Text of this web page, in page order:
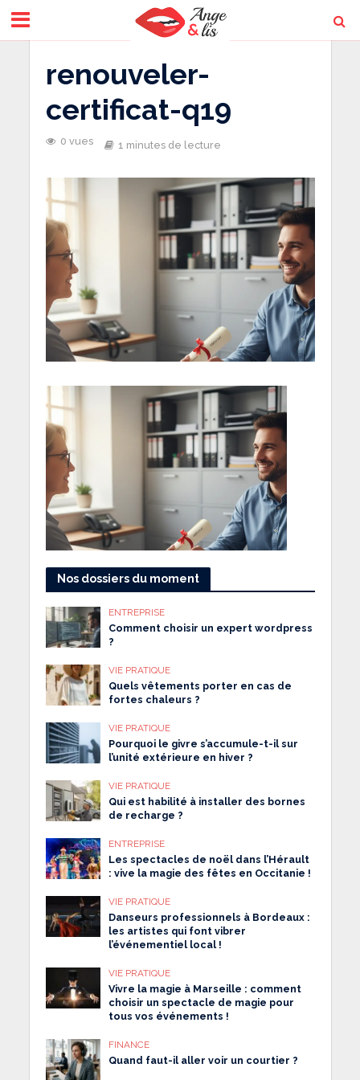
renouveler-
certificat-q19
0 vues 1 minutes de lecture
Nos dossiers du moment
ENTREPRISE
Comment choisir un expert wordpress
?
VIE PRATIQUE
Quels vêtements porter en cas de
fortes chaleurs ?
VIE PRATIQUE
Pourquoi le givre s’accumule-t-il sur
l’unité extérieure en hiver ?
VIE PRATIQUE
Qui est habilité à installer des bornes
de recharge ?
ENTREPRISE
Les spectacles de noël dans l’Hérault
: vive la magie des fêtes en Occitanie !
VIE PRATIQUE
Danseurs professionnels à Bordeaux :
les artistes qui font vibrer
l’événementiel local !
VIE PRATIQUE
Vivre la magie à Marseille : comment
choisir un spectacle de magie pour
tous vos événements !
FINANCE
Quand faut-il aller voir un courtier ?